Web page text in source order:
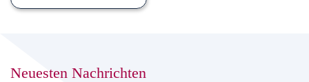
Neuesten Nachrichten